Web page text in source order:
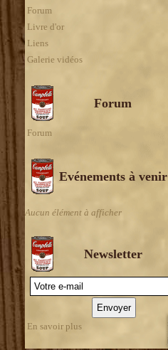
Forum
Livre d'or
Liens
Galerie vidéos
Forum
Forum
Evénements à venir
Aucun élément à afficher
Newsletter
En savoir plus